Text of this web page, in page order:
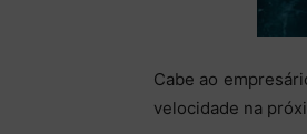
Cabe ao
velocidade na